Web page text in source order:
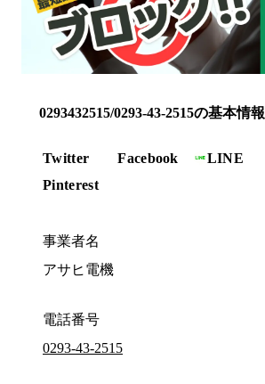
0293432515/0293-43-2515の基本情報
Twitter Facebook LINE
Pinterest
事業者名
アサヒ電機
電話番号
0293-43-2515